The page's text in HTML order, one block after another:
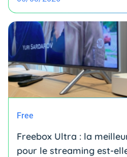
Free
Freebox Ultra : la
pour le streaming est-